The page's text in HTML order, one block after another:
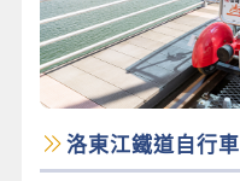
洛東江鐵道自行車